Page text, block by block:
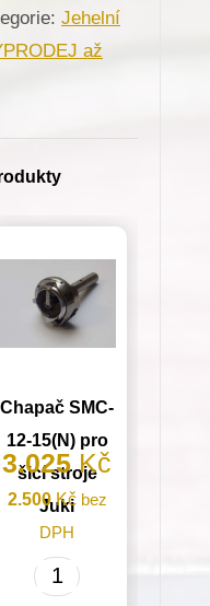
Jehelní
až
Chapač SMC-
12-15(N) pro
šicí stroje
Juki
3.025Kč
2.500Kčbez
DPH
Chapač